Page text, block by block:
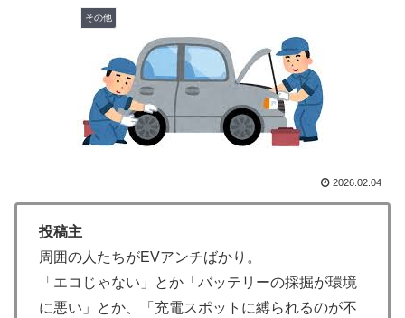
海外「消火栓もフェイクだから消防士が右往左往する中
【海外の反応】中国がAI開発の主導権を握りつつあるよ
な → 「どうせアメリカは中国製AIを規制するんだろう
な」「自動車産業と同じ道を歩んでる気がする」
3.1節がある月なのに…3月のカレンダーに日本の富士
▶ 海外「日本人はなんて気高いんだ！」 英高級紙も驚愕
した極限の中の日本人の姿に世界が衝撃
▶ 外国人「日本の未来は安泰だ」16歳MF三井寺眞、衝撃
ゴール！久保建英超え歴代2位の記録！3得点に絡む活躍
で海外絶賛！【海外の反応】
その他
2026.02.04
投稿主
周囲の人たちがEVアンチばかり。
「エコじゃない」とか「バッテリーの採掘が環境
に悪い」とか、「充電スポットに縛られるのが不